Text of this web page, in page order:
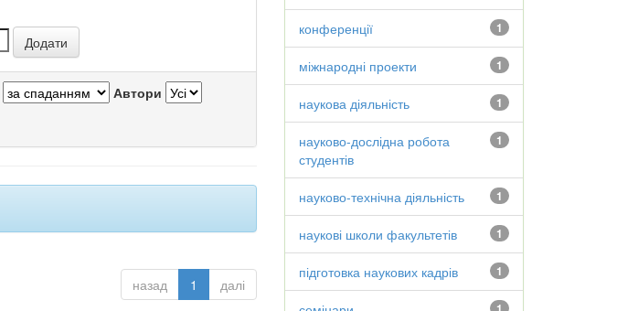
Автори
назад 1 далі
1
конференції
1
міжнародні проекти
1
наукова діяльність
1
науково-дослідна робота
студентів
1
науково-технічна діяльність
1
наукові школи факультетів
1
підготовка наукових кадрів